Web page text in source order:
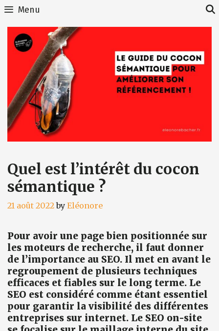
Skip
content
Menu
Quel est l’intérêt du cocon
sémantique ?
21 août 2022 by Eléonore
Pour avoir une page bien positionnée sur
les moteurs de recherche, il faut donner
de l’importance au SEO. Il met en avant le
regroupement de plusieurs techniques
efficaces et fiables sur le long terme. Le
SEO est considéré comme étant essentiel
pour garantir la visibilité des différentes
entreprises sur internet. Le SEO on-site